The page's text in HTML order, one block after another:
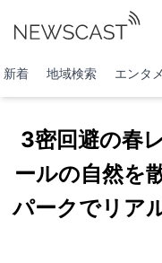
新着 地域検索 エンタメ
3密回避の春
ールの自然を
パークでリア